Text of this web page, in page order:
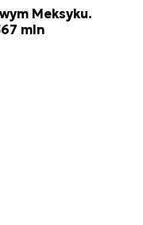
Meksyku.
mln